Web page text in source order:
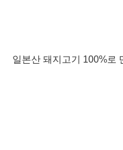
일본산 돼지고기 100%로